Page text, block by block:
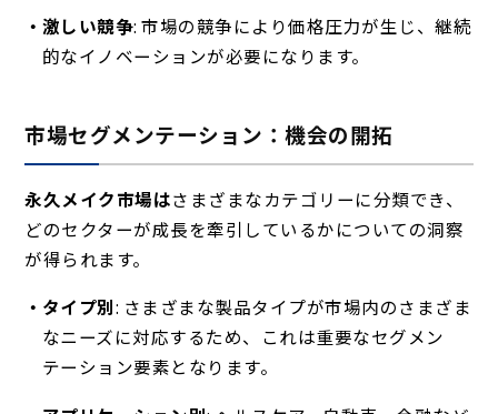
激しい競争: 市場の競争により価格圧力が生じ、継続
的なイノベーションが必要になります。
市場セグメンテーション：機会の開拓
永久メイク市場はさまざまなカテゴリーに分類でき、
どのセクターが成長を牽引しているかについての洞察
が得られます。
タイプ別: さまざまな製品タイプが市場内のさまざま
なニーズに対応するため、これは重要なセグメン
テーション要素となります。